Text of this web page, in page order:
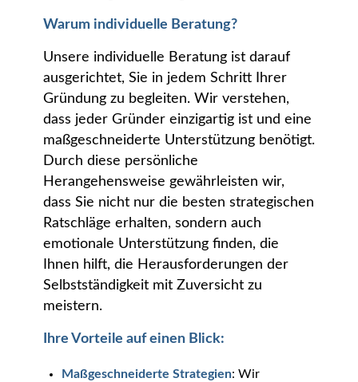
Warum individuelle Beratung?
Unsere individuelle Beratung ist darauf
ausgerichtet, Sie in jedem Schritt Ihrer
Gründung zu begleiten. Wir verstehen,
dass jeder Gründer einzigartig ist und eine
maßgeschneiderte Unterstützung benötigt.
Durch diese persönliche
Herangehensweise gewährleisten wir,
dass Sie nicht nur die besten strategischen
Ratschläge erhalten, sondern auch
emotionale Unterstützung finden, die
Ihnen hilft, die Herausforderungen der
Selbstständigkeit mit Zuversicht zu
meistern.
Ihre Vorteile auf einen Blick:
Maßgeschneiderte Strategien: Wir